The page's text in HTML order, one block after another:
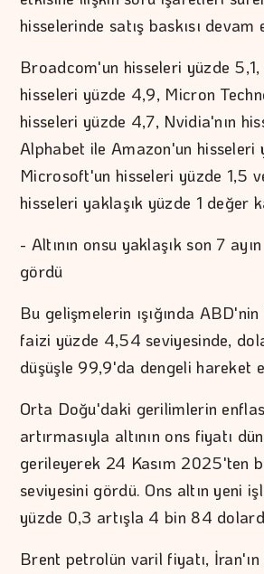
hisselerinde satış baskısı devam
Broadcom'un hisseleri yüzde
hisseleri yüzde 4,9, Micron
hisseleri yüzde 4,7, Nvidia'nın
Alphabet ile Amazon'un hisseleri
Microsoft'un hisseleri yüzde 1,5
hisseleri yaklaşık yüzde 1 değer
- Altının onsu yaklaşık son 7
gördü
Bu gelişmelerin ışığında ABD'nin
faizi yüzde 4,54 seviyesinde,
düşüşle 99,9'da dengeli hareket
Orta Doğu'daki gerilimlerin
artırmasıyla altının ons fiyatı
gerileyerek 24 Kasım 2025'ten
seviyesini gördü. Ons altın yeni
yüzde 0,3 artışla 4 bin 84
Brent petrolün varil fiyatı,